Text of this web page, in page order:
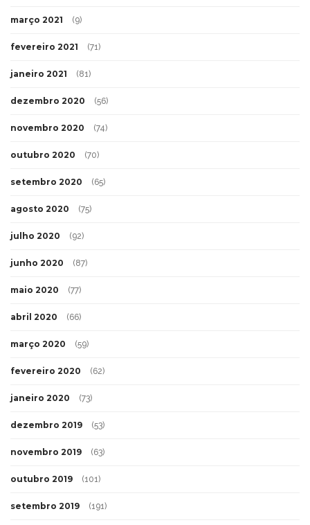
março 2021 (9)
fevereiro 2021 (71)
janeiro 2021 (81)
dezembro 2020 (56)
novembro 2020 (74)
outubro 2020 (70)
setembro 2020 (65)
agosto 2020 (75)
julho 2020 (92)
junho 2020 (87)
maio 2020 (77)
abril 2020 (66)
março 2020 (59)
fevereiro 2020 (62)
janeiro 2020 (73)
dezembro 2019 (53)
novembro 2019 (63)
outubro 2019 (101)
setembro 2019 (191)